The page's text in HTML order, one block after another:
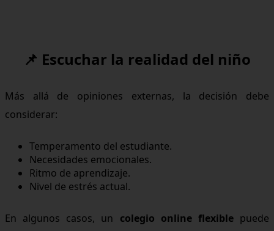
📌 Escuchar la realidad del niño
Más allá de opiniones externas, la decisión debe
considerar:
Temperamento del estudiante.
Necesidades emocionales.
Ritmo de aprendizaje.
Nivel de estrés actual.
En algunos casos, un colegio online flexiblepuede